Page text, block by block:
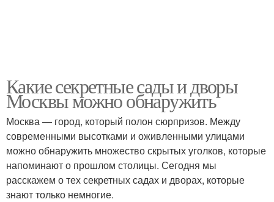
Какие секретные сады и дворы
Москвы можно обнаружить
Москва — город, который полон сюрпризов. Между
современными высотками и оживленными улицами
можно обнаружить множество скрытых уголков, которые
напоминают о прошлом столицы. Сегодня мы
расскажем о тех секретных садах и дворах, которые
знают только немногие.